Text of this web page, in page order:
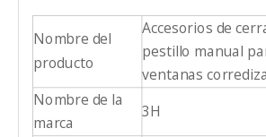
Nombre del
producto
Accesorios de
pestillo manual
ventanas
Nombre de la
marca
3H